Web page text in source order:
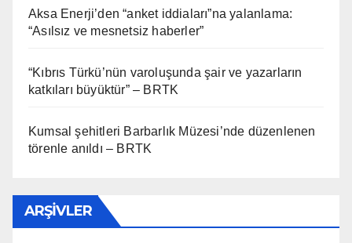
Aksa Enerji’den “anket iddiaları”na yalanlama:
“Asılsız ve mesnetsiz haberler”
“Kıbrıs Türkü’nün varoluşunda şair ve yazarların
katkıları büyüktür” – BRTK
Kumsal şehitleri Barbarlık Müzesi’nde düzenlenen
törenle anıldı – BRTK
ARŞIVLER